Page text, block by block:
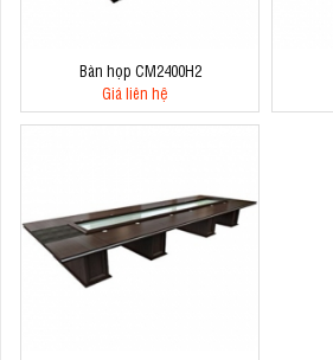
Bàn họp CM2400H2
Giá liên hệ